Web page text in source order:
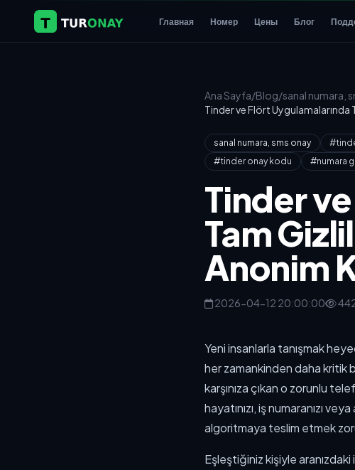
Главная Номер Цены Блог
Ana Sayfa/Blog/sanal numara,
Tinder ve Flört Uygulamalarında
sanal numara, sms onay
#tinder onay kodu
#numara
Tinder
Tam
Anonim
2026-04-12 20:00:00
Yeni insanlarla tanışmak
her zamankinden daha kritik
karşınıza çıkan o zorunlu
hayatınızı, iş numaranızı
algoritmaya teslim etmek
Eşleştiğiniz kişiyle